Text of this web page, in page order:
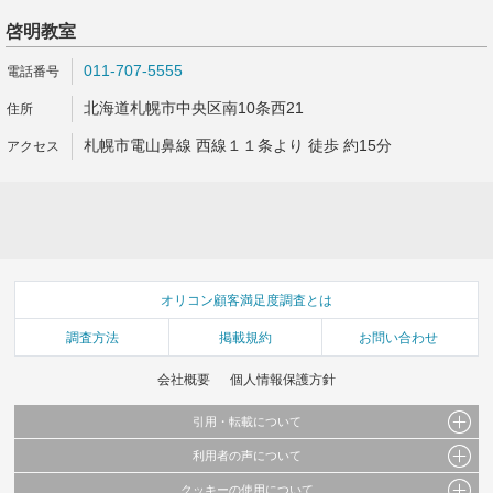
啓明教室
011-707-5555
北海道札幌市中央区南10条西21
札幌市電山鼻線 西線１１条より 徒歩 約15分
オリコン顧客満足度調査とは
調査方法 掲載規約 お問い合わせ
会社概要 個人情報保護方針
引用・転載について
当サイトで公開されている情報（文字、写真、イラスト、画像データ等）及びこれらの配
利用者の声について
クッキーの使用について